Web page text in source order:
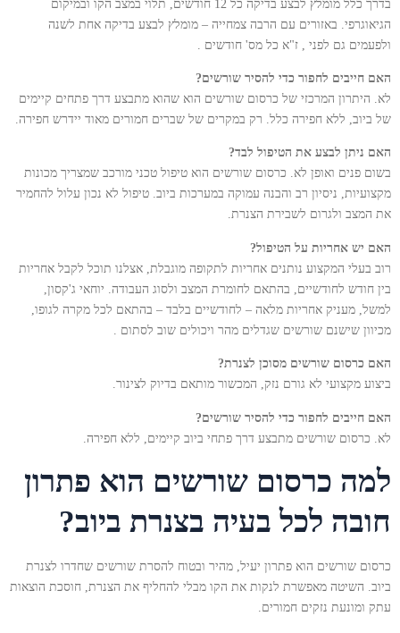
בדרך כלל מומלץ לבצע בדיקה כל 12 חודשים, תלוי במצב הקו ובמיקום
הגיאוגרפי. באזורים עם הרבה צמחייה – מומלץ לבצע בדיקה אחת לשנה
ולפעמים גם לפני , ז"א כל מס' חודשים .
האם חייבים לחפור כדי להסיר שורשים?
לא. היתרון המרכזי של כרסום שורשים הוא שהוא מתבצע דרך פתחים קיימים
של ביוב, ללא חפירה כלל. רק במקרים של שברים חמורים מאוד יידרש חפירה.
האם ניתן לבצע את הטיפול לבד?
בשום פנים ואופן לא. כרסום שורשים הוא טיפול טכני מורכב שמצריך מכונות
מקצועיות, ניסיון רב והבנה עמוקה במערכות ביוב. טיפול לא נכון עלול להחמיר
את המצב ולגרום לשבירת הצנרת.
האם יש אחריות על הטיפול?
רוב בעלי המקצוע נותנים אחריות לתקופה מוגבלת, אצלנו תוכל לקבל אחריות
בין חודש לחודשיים, בהתאם לחומרת המצב ולסוג העבודה. יוחאי ג'קסון,
למשל, מעניק אחריות מלאה – לחודשיים בלבד – בהתאם לכל מקרה לגופו,
מכיוון שישנם שורשים שגדלים מהר ויכולים שוב לסתום .
האם כרסום שורשים מסוכן לצנרת?
ביצוע מקצועי לא גורם נזק, המכשור מותאם בדיוק לצינור.
האם חייבים לחפור כדי להסיר שורשים?
לא. כרסום שורשים מתבצע דרך פתחי ביוב קיימים, ללא חפירה.
למה כרסום שורשים הוא פתרון
חובה לכל בעיה בצנרת ביוב?
כרסום שורשים הוא פתרון יעיל, מהיר ובטוח להסרת שורשים שחדרו לצנרת
ביוב. השיטה מאפשרת לנקות את הקו מבלי להחליף את הצנרת, חוסכת הוצאות
עתק ומונעת נזקים חמורים.